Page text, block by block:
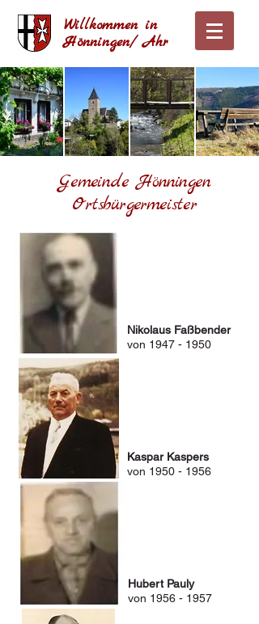
Willkommen in
Hönningen/ Ahr
Gemeinde Hönningen
Ortsbürgermeister
Nikolaus Faßbender
von 1947 - 1950
Kaspar Kaspers
von 1950 - 1956
Hubert Pauly
von 1956 - 1957